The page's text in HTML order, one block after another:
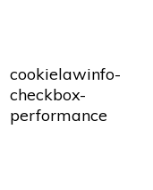
cookielawinfo-
checkbox-
performance